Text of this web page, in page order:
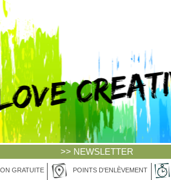
>> NEWSLETTER
GRATUITE POINTS D'ENLÈVEMENT